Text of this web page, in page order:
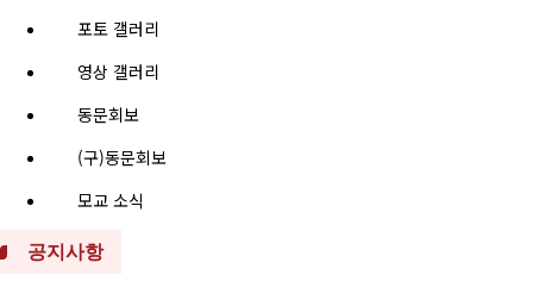
포토 갤러리
영상 갤러리
동문회보
(구)동문회보
모교 소식
공지사항